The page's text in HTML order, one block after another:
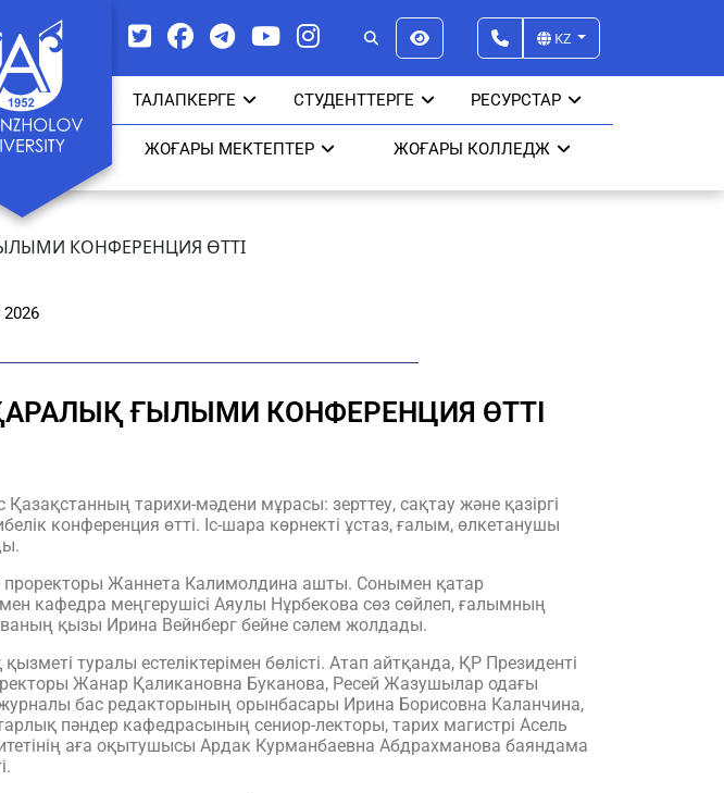
KZ
ТАЛАПКЕРГЕ СТУДЕНТТЕРГЕ РЕСУРСТАР
ЖОҒАРЫ МЕКТЕПТЕР ЖОҒАРЫ КОЛЛЕДЖ
КОНФЕРЕНЦИЯ ӨТТІ
2026
ҒЫЛЫМИ КОНФЕРЕНЦИЯ ӨТТІ
тарихи-мәдени мұрасы: зерттеу, сақтау және қазіргі
конференция өтті. Іс-шара көрнекті ұстаз, ғалым, өлкетанушы
проректоры Жаннета Калимолдина ашты. Сонымен қатар
кафедра меңгерушісі Аяулы Нұрбекова сөз сөйлеп, ғалымның
қызы Ирина Вейнберг бейне сәлем жолдады.
туралы естеліктерімен бөлісті. Атап айтқанда, ҚР Президенті
Жанар Қаликановна Буканова, Ресей Жазушылар одағы
журналы бас редакторының орынбасары Ирина Борисовна Каланчина,
пәндер кафедрасының сениор-лекторы, тарих магистрі Асель
аға оқытушысы Ардак Курманбаевна Абдрахманова баяндама